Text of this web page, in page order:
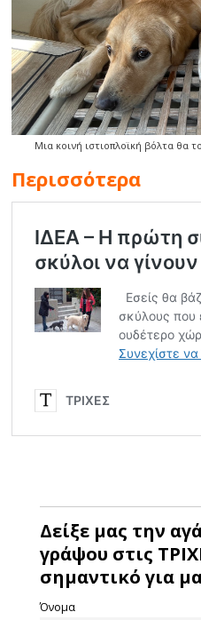
Μια κοινή ιστιοπλοϊκή βόλτα θα
Περισσότερα
Δείξε μας την
γράψου στις
σημαντικό για
Όνομα